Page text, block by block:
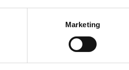
Marketing